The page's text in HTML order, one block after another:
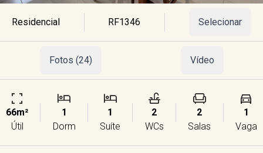
Residencial RF1346 Selecionar
Fotos (24) Vídeo
66m²
Útil
1
Dorm
1
Suíte
2
WCs
2
Salas
1
Vaga